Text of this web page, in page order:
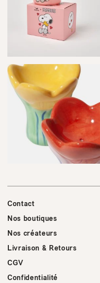
Contact
Nos boutiques
Nos créateurs
Livraison & Retours
CGV
Confidentialité